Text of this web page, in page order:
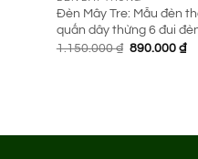
Đèn Mây Tre: Mẫu đèn
quấn dây thừng 6 đui
1.150.000₫ Giá
890.000₫Giá